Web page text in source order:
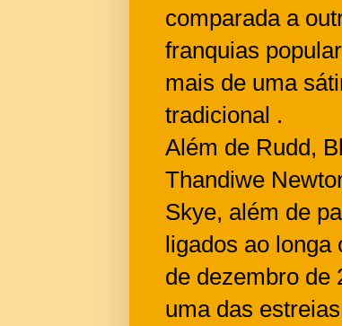
comparada a
franquias
mais de uma
tradicional .
Além de Rudd,
Thandiwe
Skye, além de
ligados ao longa
de dezembro de
uma das